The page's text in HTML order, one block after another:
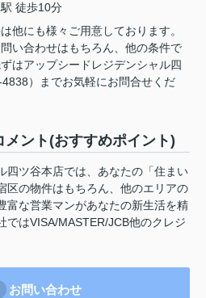
駅 徒歩10分
他にも様々ご用意しております。
い合わせはもちろん、他の条件で
はアップシードレジデンシャル四
）までお気軽にお問合せくだ
メント(おすすめポイント)
四ツ谷本店では、あなたの「住まい
区の物件はもちろん、他のエリアの
富な営業マンがあなたの新生活を精
ではVISA/MASTER/JCB他のクレジ
お問い合わせ